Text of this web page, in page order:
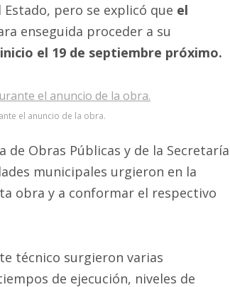
pero se explicó que el
enseguida proceder a su
el 19 de septiembre próximo.
el anuncio de la obra.
de Obras Públicas y de la Secretaría
municipales urgieron en la
obra y a conformar el respectivo
técnico surgieron varias
de ejecución, niveles de